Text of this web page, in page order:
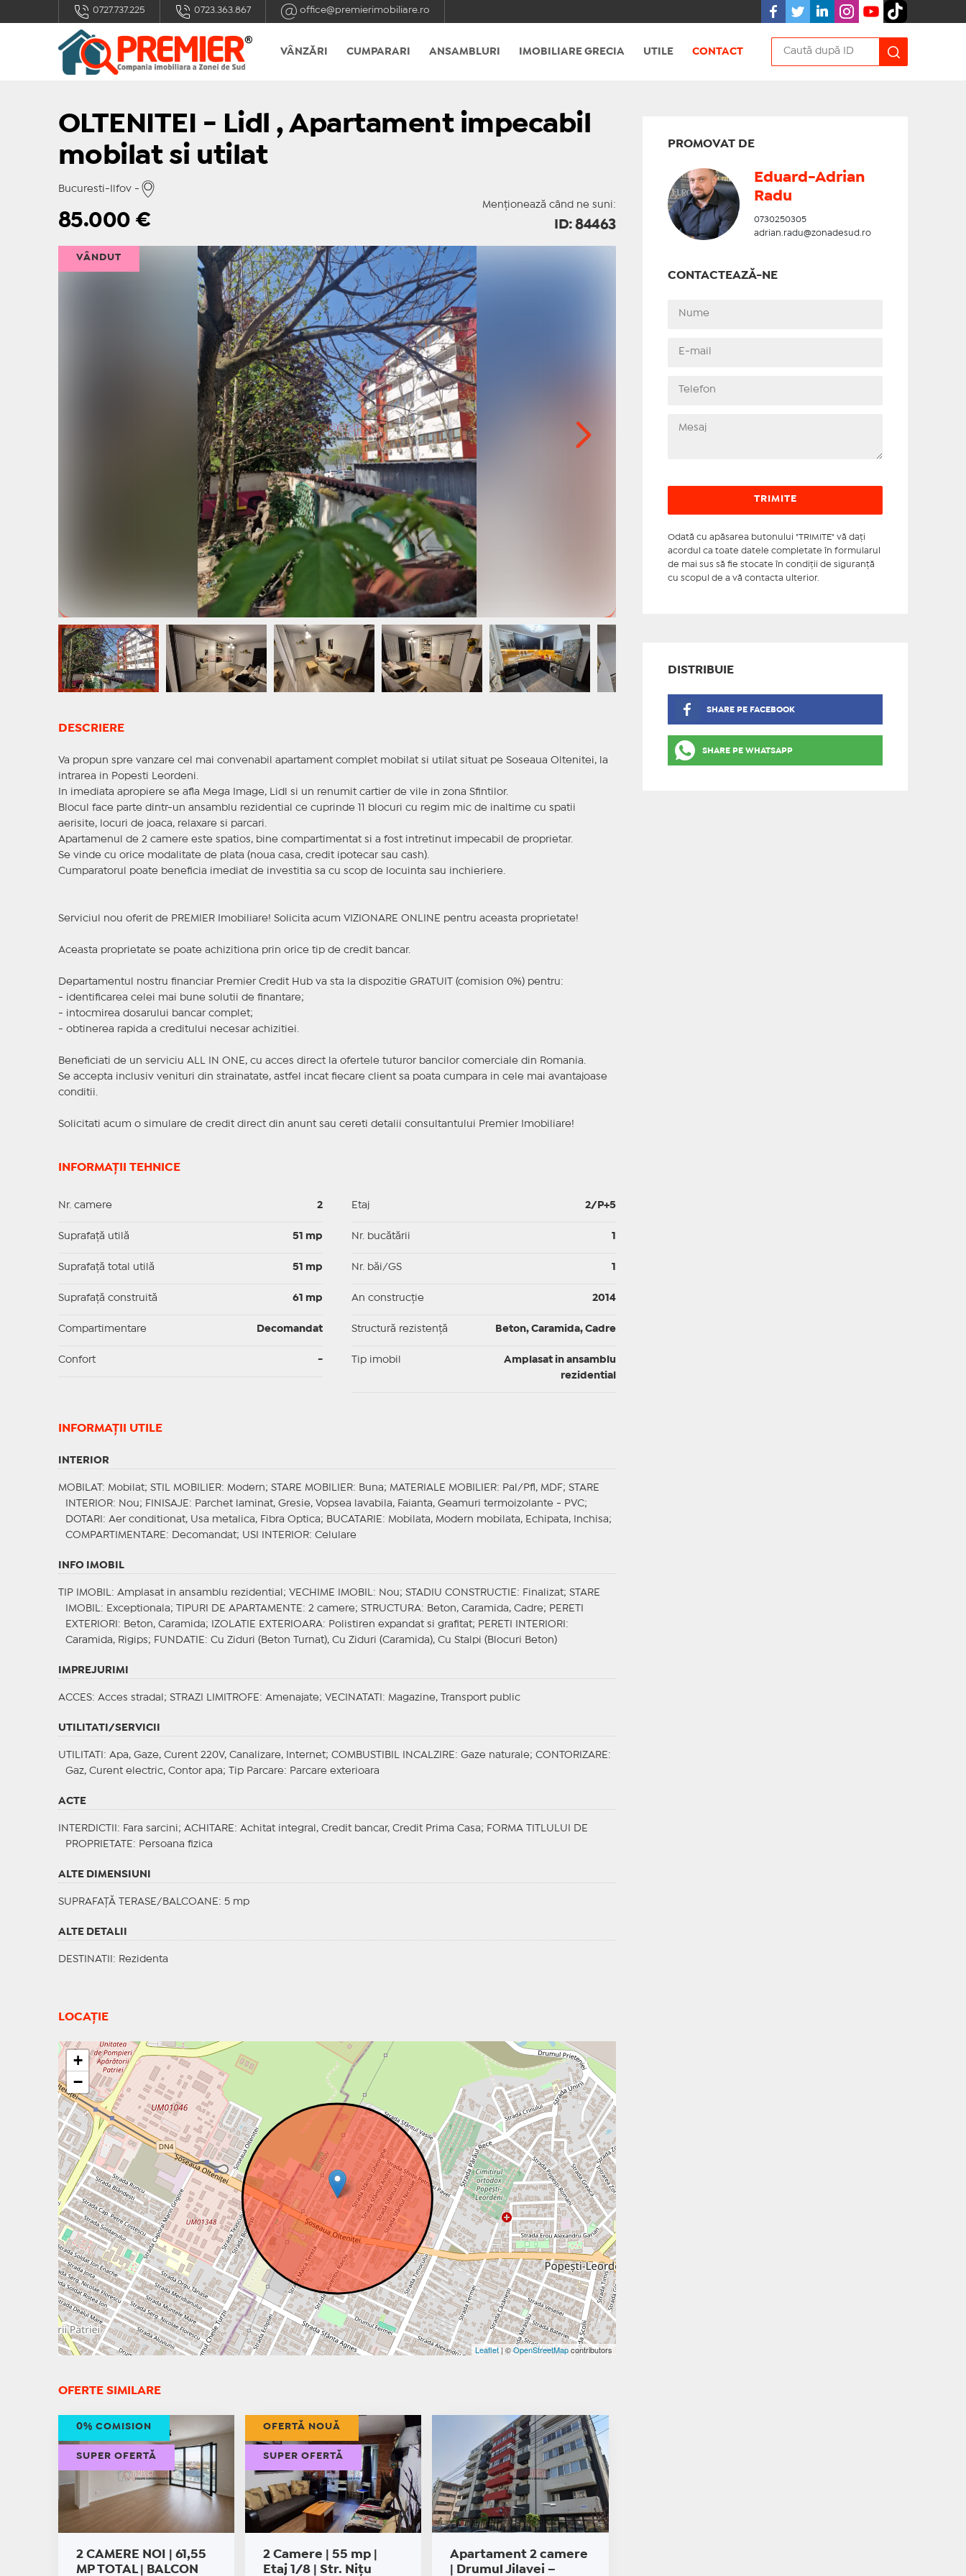
0727.737.225 0723.363.867 office@premierimobiliare.ro
VÂNZĂRI CUMPARARI ANSAMBLURI IMOBILIARE GRECIA UTILE CONTACT
OLTENITEI - Lidl , Apartament impecabil
mobilat si utilat
Bucuresti-Ilfov -
Menționează când ne suni:
85.000€ ID: 84463
VÂNDUT
DESCRIERE
Va propun spre vanzare cel mai convenabil apartament complet mobilat si utilat situat pe Soseaua Oltenitei, la
intrarea in Popesti Leordeni.
In imediata apropiere se afla Mega Image, Lidl si un renumit cartier de vile in zona Sfintilor.
Blocul face parte dintr-un ansamblu rezidential ce cuprinde 11 blocuri cu regim mic de inaltime cu spatii
aerisite, locuri de joaca, relaxare si parcari.
Apartamenul de 2 camere este spatios, bine compartimentat si a fost intretinut impecabil de proprietar.
Se vinde cu orice modalitate de plata (noua casa, credit ipotecar sau cash).
Cumparatorul poate beneficia imediat de investitia sa cu scop de locuinta sau inchieriere.
Serviciul nou oferit de PREMIER Imobiliare! Solicita acum VIZIONARE ONLINE pentru aceasta proprietate!
Aceasta proprietate se poate achizitiona prin orice tip de credit bancar.
Departamentul nostru financiar Premier Credit Hub va sta la dispozitie GRATUIT (comision 0%) pentru:
- identificarea celei mai bune solutii de finantare;
- intocmirea dosarului bancar complet;
- obtinerea rapida a creditului necesar achizitiei.
Beneficiati de un serviciu ALL IN ONE, cu acces direct la ofertele tuturor bancilor comerciale din Romania.
Se accepta inclusiv venituri din strainatate, astfel incat fiecare client sa poata cumpara in cele mai avantajoase
conditii.
Solicitati acum o simulare de credit direct din anunt sau cereti detalii consultantului Premier Imobiliare!
INFORMAȚII TEHNICE
Nr. camere 2
Suprafaţă utilă 51 mp
Suprafaţă total utilă 51 mp
Suprafaţă construită 61 mp
Compartimentare Decomandat
Confort -
Etaj 2/P+5
Nr. bucătării
Nr. băi/GS
An construcție 2014
Structură rezistență Beton, Caramida, Cadre
Tip imobil
Amplasat in ansamblu
rezidential
INFORMAŢII UTILE
INTERIOR
MOBILAT : Mobilat; STIL MOBILIER: Modern; STARE MOBILIER: Buna; MATERIALE MOBILIER: Pal/Pfl, MDF; STARE
INTERIOR: Nou; FINISAJE : Parchet laminat, Gresie, Vopsea lavabila, Faianta, Geamuri termoizolante - PVC;
DOTARI : Aer conditionat, Usa metalica, Fibra Optica; BUCATARIE : Mobilata, Modern mobilata, Echipata, Inchisa;
COMPARTIMENTARE : Decomandat; USI INTERIOR: Celulare
INFO IMOBIL
TIP IMOBIL : Amplasat in ansamblu rezidential; VECHIME IMOBIL : Nou; STADIU CONSTRUCTIE : Finalizat; STARE
IMOBIL
: Exceptionala; TIPURI DE APARTAMENTE : 2 camere; STRUCTURA: Beton, Caramida, Cadre; PERETI
EXTERIORI : Beton, Caramida; IZOLATIE EXTERIOARA: Polistiren expandat si grafitat; PERETI INTERIORI :
Caramida, Rigips; FUNDATIE : Cu Ziduri (Beton Turnat), Cu Ziduri (Caramida), Cu Stalpi (Blocuri Beton)
IMPREJURIMI
ACCES: Acces stradal; STRAZI LIMITROFE : Amenajate; VECINATATI : Magazine, Transport public
UTILITATI/SERVICII
UTILITATI : Apa, Gaze, Curent 220V, Canalizare, Internet; COMBUSTIBIL INCALZIRE : Gaze naturale; CONTORIZARE :
Gaz, Curent electric, Contor apa;
Tip Parcare: Parcare exterioara
ACTE
INTERDICTII : Fara sarcini; ACHITARE : Achitat integral, Credit bancar, Credit Prima Casa; FORMA TITLULUI DE
PROPRIETATE : Persoana fizica
ALTE DIMENSIUNI
SUPRAFAȚĂ TERASE/BALCOANE: 5 mp
ALTE DETALII
DESTINATII : Rezidenta
LOCAȚIE
+
−
Leaflet| ©OpenStreetMapcontributors
PROMOVAT DE
Eduard-Adrian
Radu
0730250305
adrian.radu@zonadesud.ro
CONTACTEAZĂ-NE
Odată cu apăsarea butonului "TRIMITE" vă daţi
acordul ca toate datele completate în formularul
de mai sus să fie stocate în condiţii de siguranţă
cu scopul de a vă contacta ulterior.
DISTRIBUIE
SHARE PE FACEBOOK
SHARE PE WHATSAPP
OFERTE SIMILARE
2 CAMERE NOI | 61,55
MP TOTAL | BALCON
0% COMISION
SUPER OFERTĂ
2 Camere | 55 mp |
Etaj 1/8 | Str. Nițu
OFERTĂ NOUĂ
SUPER OFERTĂ
Apartament 2 camere
| Drumul Jilavei –